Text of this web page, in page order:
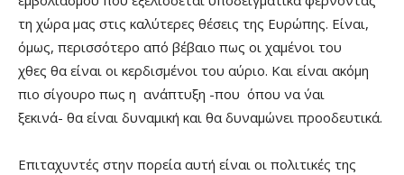
τη χώρα μας στις καλύτερες θέσεις της Ευρώπης. Είναι,
όμως, περισσότερο από βέβαιο πως οι χαμένοι του
χθες θα είναι οι κερδισμένοι του αύριο. Και είναι ακόμη
πιο σίγουρο πως η ανάπτυξη -που όπου να ΄ναι
ξεκινά- θα είναι δυναμική και θα δυναμώνει προοδευτικά.
Επιταχυντές στην πορεία αυτή είναι οι πολιτικές της